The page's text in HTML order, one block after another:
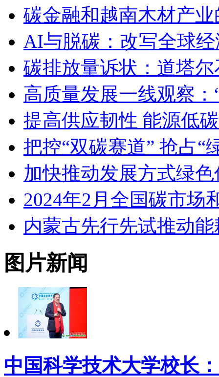
碳金融和越南木材产
AI与脱碳：改写全球
碳排放量诉状：道塔
高质量发展一线观察：
提高供应韧性 能源低
把控“双碳赛道” 抢占“
加快推动发展方式绿
2024年2月全国碳市场
内蒙古先行先试推动
图片新闻
中国科学技术大学校长